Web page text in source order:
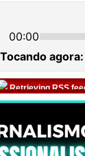
Retrieving RSS